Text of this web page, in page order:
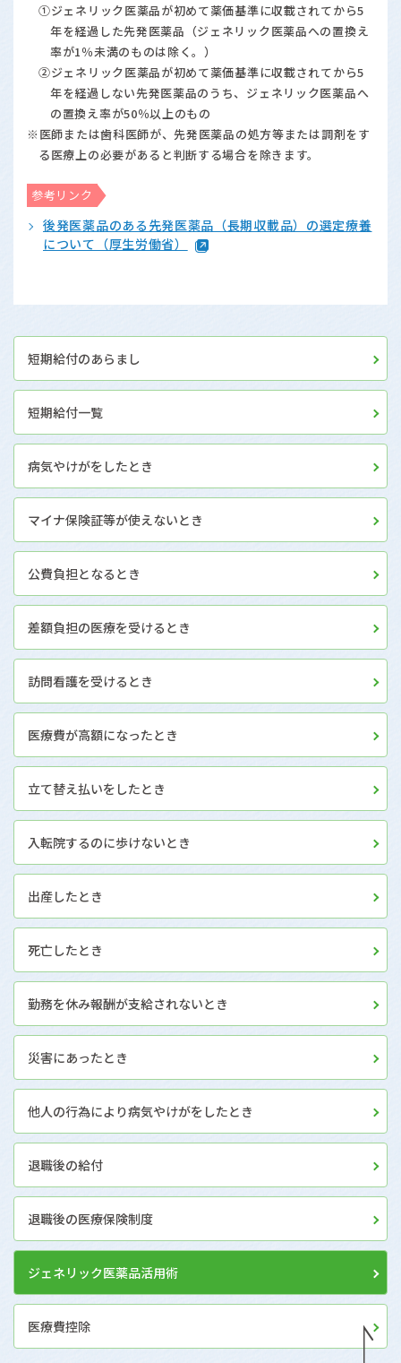
①ジェネリック医薬品が初めて薬価基準に収載されてから5
年を経過した先発医薬品（ジェネリック医薬品への置換え
率が1％未満のものは除く。）
②ジェネリック医薬品が初めて薬価基準に収載されてから5
年を経過しない先発医薬品のうち、ジェネリック医薬品へ
の置換え率が50％以上のもの
※医師または歯科医師が、先発医薬品の処方等または調剤をす
る医療上の必要があると判断する場合を除きます。
参考リンク
後発医薬品のある先発医薬品（長期収載品）の選定療養
について（厚生労働省）
短期給付のあらまし
短期給付一覧
病気やけがをしたとき
マイナ保険証等が使えないとき
公費負担となるとき
差額負担の医療を受けるとき
訪問看護を受けるとき
医療費が高額になったとき
立て替え払いをしたとき
入転院するのに歩けないとき
出産したとき
死亡したとき
勤務を休み報酬が支給されないとき
災害にあったとき
他人の行為により病気やけがをしたとき
退職後の給付
退職後の医療保険制度
ジェネリック医薬品活用術
医療費控除